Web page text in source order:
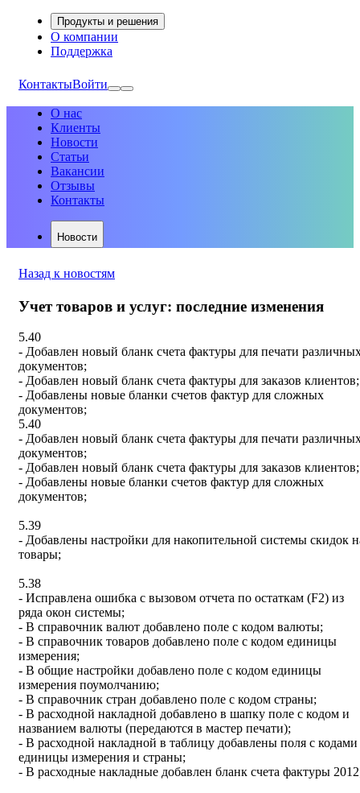
Продукты и решения
О компании
Поддержка
КонтактыВойти
О нас
Клиенты
Новости
Статьи
Вакансии
Отзывы
Контакты
Новости
Назад к новостям
Учет товаров и услуг: последние изменения
5.40
- Добавлен новый бланк счета фактуры для печати
документов;
- Добавлен новый бланк счета фактуры для заказов клиентов;
- Добавлены новые бланки счетов фактур для сложных
документов;
5.40
- Добавлен новый бланк счета фактуры для печати
документов;
- Добавлен новый бланк счета фактуры для заказов клиентов;
- Добавлены новые бланки счетов фактур для сложных
документов;
5.39
- Добавлены настройки для накопительной системы скидок
товары;
5.38
- Исправлена ошибка с вызовом отчета по остаткам (F2) из
ряда окон системы;
- В справочник валют добавлено поле с кодом валюты;
- В справочник товаров добавлено поле с кодом единицы
измерения;
- В общие настройки добавлено поле с кодом единицы
измерения поумолчанию;
- В справочник стран добавлено поле с кодом страны;
- В расходной накладной добавлено в шапку поле с кодом и
названием валюты (передаются в мастер печати);
- В расходной накладной в таблицу добавлены поля с кодами
единицы измерения и страны;
- В расходные накладные добавлен бланк счета фактуры